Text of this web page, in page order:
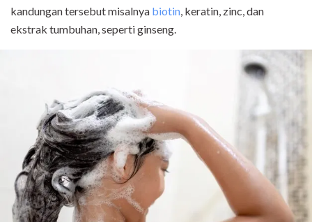
kandungan tersebut misalnya biotin, keratin, zinc, dan
ekstrak tumbuhan, seperti ginseng.